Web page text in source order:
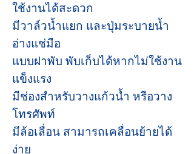
ใช้งานได้สะดวก
มีวาล์วน้ำแยก และปุ่มระบายน้ำ
อ่างแช่มือ
แบบฝาพับ พับเก็บได้หากไม่ใช้งาน
แข็งแรง
มีช่องสำหรับวางแก้วน้ำ หรือวาง
โทรศัพท์
มีล้อเลื่อน สามารถเคลื่อนย้ายได้
ง่าย